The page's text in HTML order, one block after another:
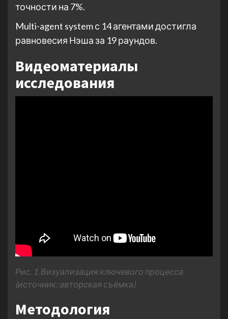
точности на 7%.
Multi-agent system с 14 агентами достигла
равновесия Нэша за 19 раундов.
Видеоматериалы
исследования
Рис. 1. Визуализация ключевого процесса
(источник: авторская съёмка)
Методология